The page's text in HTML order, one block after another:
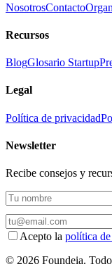
NosotrosContacto
Recursos
BlogGlosario Startup
Legal
Política de privacidad
Newsletter
Recibe consejos y
Acepto la política
© 2026 Foundeia.